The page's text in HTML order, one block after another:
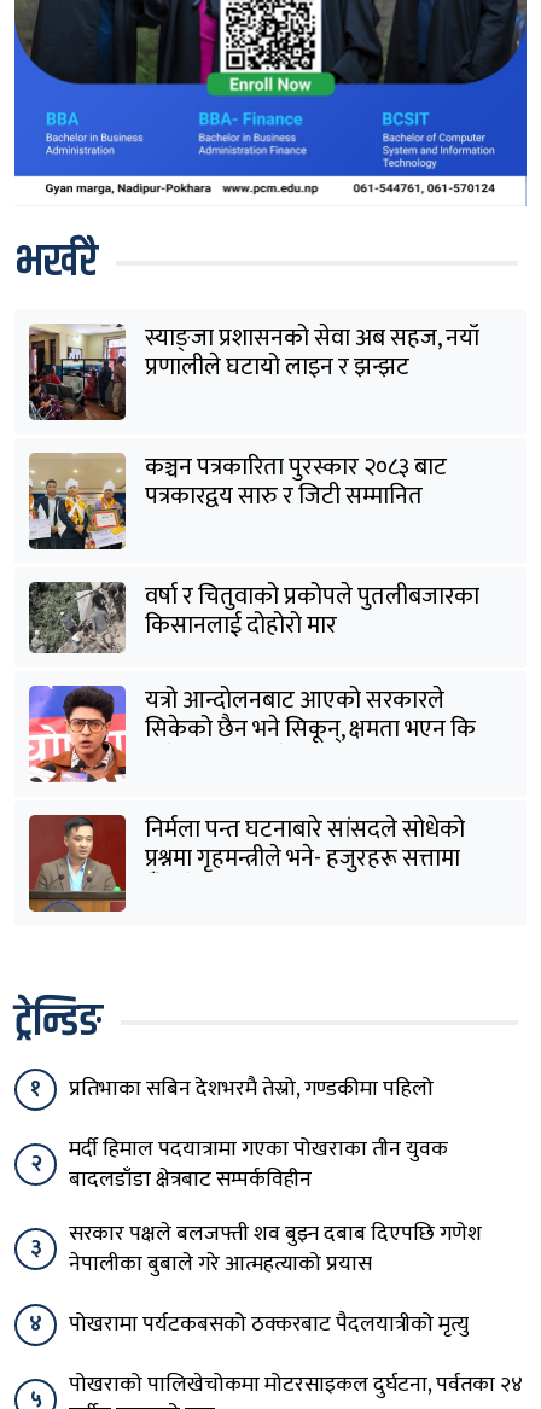
भर्खरै
स्याङ्जा प्रशासनको सेवा अब सहज, नयाँ
प्रणालीले घटायो लाइन र झन्झट
कञ्चन पत्रकारिता पुरस्कार २०८३ बाट
पत्रकारद्वय सारु र जिटी सम्मानित
वर्षा र चितुवाको प्रकोपले पुतलीबजारका
किसानलाई दोहोरो मार
यत्रो आन्दोलनबाट आएको सरकारले
सिकेको छैन भने सिकून्, क्षमता भएन कि
विवेक भएन कि के भएन ?: मिराज ढुंगाना
निर्मला पन्त घटनाबारे सांसदले सोधेको
प्रश्नमा गृहमन्त्रीले भने- हजुरहरू सत्तामा
हुँदाखेरि किन नगर्नुभएको यो ?
ट्रेन्डिङ
१ प्रतिभाका सबिन देशभरमै तेस्रो, गण्डकीमा पहिलो
२
मर्दी हिमाल पदयात्रामा गएका पोखराका तीन युवक
बादलडाँडा क्षेत्रबाट सम्पर्कविहीन
३
सरकार पक्षले बलजफ्ती शव बुझ्न दबाब दिएपछि गणेश
नेपालीका बुबाले गरे आत्महत्याको प्रयास
४
पोखरामा पर्यटकबसको ठक्करबाट पैदलयात्रीको मृत्यु
५
पोखराको पालिखेचोकमा मोटरसाइकल दुर्घटना, पर्वतका २४